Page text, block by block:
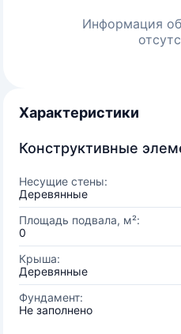
Информация
Характеристики
Конструктивные
Несущие стены:
Деревянные
Площадь подвала, м²:
0
Крыша:
Деревянные
Фундамент:
Не заполнено